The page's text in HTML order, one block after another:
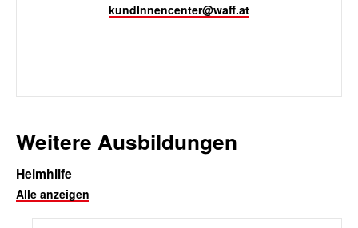
kundInnencenter@waff.at
Weitere Ausbildungen
Heimhilfe
Alle anzeigen